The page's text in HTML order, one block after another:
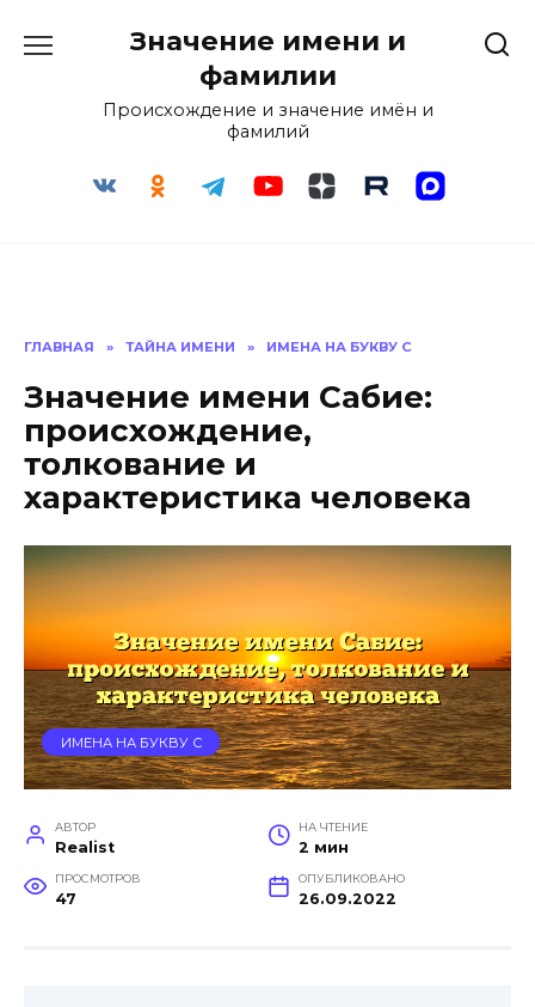
Значение имени и
фамилии
Происхождение и значение имён и
фамилий
ГЛАВНАЯ » ТАЙНА ИМЕНИ » ИМЕНА НА БУКВУ С
Значение имени Сабие:
происхождение,
толкование и
характеристика человека
ИМЕНА НА БУКВУ С
АВТОР
Realist
НА ЧТЕНИЕ
2 мин
ПРОСМОТРОВ
47
ОПУБЛИКОВАНО
26.09.2022